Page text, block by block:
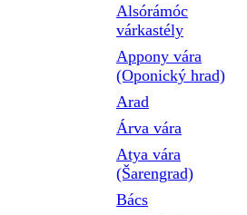
Alsórámóc
várkastély
Appony vára
(Oponický hrad)
Arad
Árva vára
Atya vára
(Šarengrad)
Bács